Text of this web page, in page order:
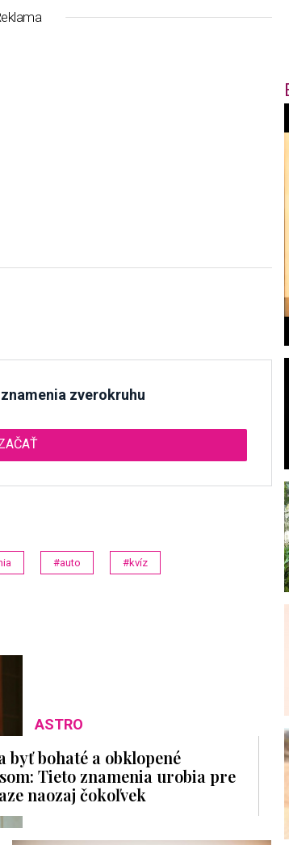
zverokruhu
#auto #kvíz
ASTRO
byť bohaté a obklopené
Tieto znamenia urobia pre
naozaj čokoľvek
f
u
s